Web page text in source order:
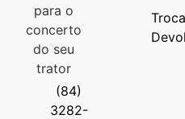
para o
concerto
do seu
trator
(84)
3282-